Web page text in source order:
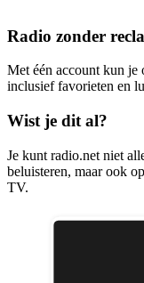
Radio zonder
Met één account kun je
inclusief favorieten en
Wist je dit al?
Je kunt radio.net niet
beluisteren, maar ook
TV.